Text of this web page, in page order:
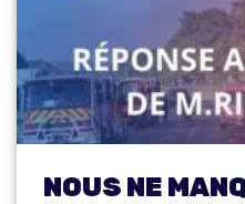
NOUS NE